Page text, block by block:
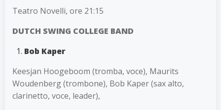
Teatro Novelli, ore 21:15
DUTCH SWING COLLEGE BAND
Bob Kaper
Keesjan Hoogeboom (tromba, voce), Maurits
Woudenberg (trombone), Bob Kaper (sax alto,
clarinetto, voce, leader),